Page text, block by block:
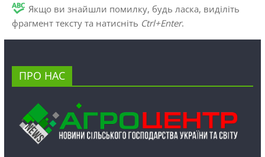
Якщо ви знайшли помилку, будь ласка, виділіть
фрагмент тексту та натисніть Ctrl+Enter.
ПРО НАС